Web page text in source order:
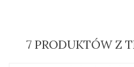
7 PRODUKTÓW Z